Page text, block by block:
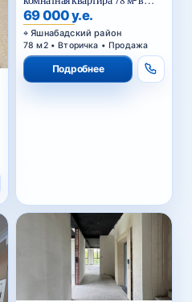
Тузеле-2, Яшнабадский район
— возможна покупка в
ипотеку
69 000 у.е.
Яшнабадский район
78 м2 • Вторичка • Продажа
Подробнее